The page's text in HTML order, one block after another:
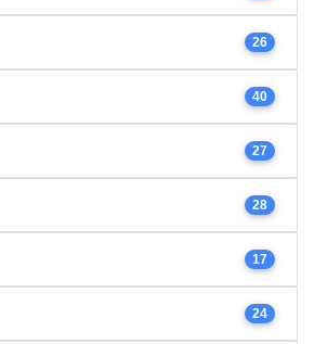
26
40
27
28
17
24